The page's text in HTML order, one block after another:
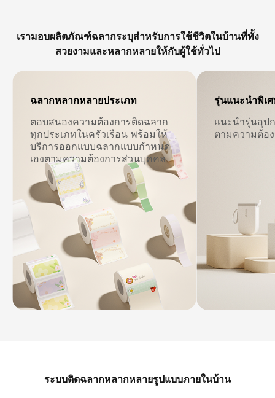
เรามอบผลิตภัณฑ์ฉลากระบุสำหรับการใช้ชีวิตในบ้านที่ทั้ง
สวยงามและหลากหลายให้กับผู้ใช้ทั่วไป
‌ฉลากหลากหลายประเภท
ตอบสนองความต้องการติดฉลาก
ทุกประเภทในครัวเรือน พร้อมให้
บริการออกแบบฉลากแบบกำหนด
เองตามความต้องการส่วนบุคคล
รุ่นแนะนำพิเ
แนะนำรุ่นอุป
ตามความต้อ
ระบบติดฉลากหลากหลายรูปแบบภายในบ้าน